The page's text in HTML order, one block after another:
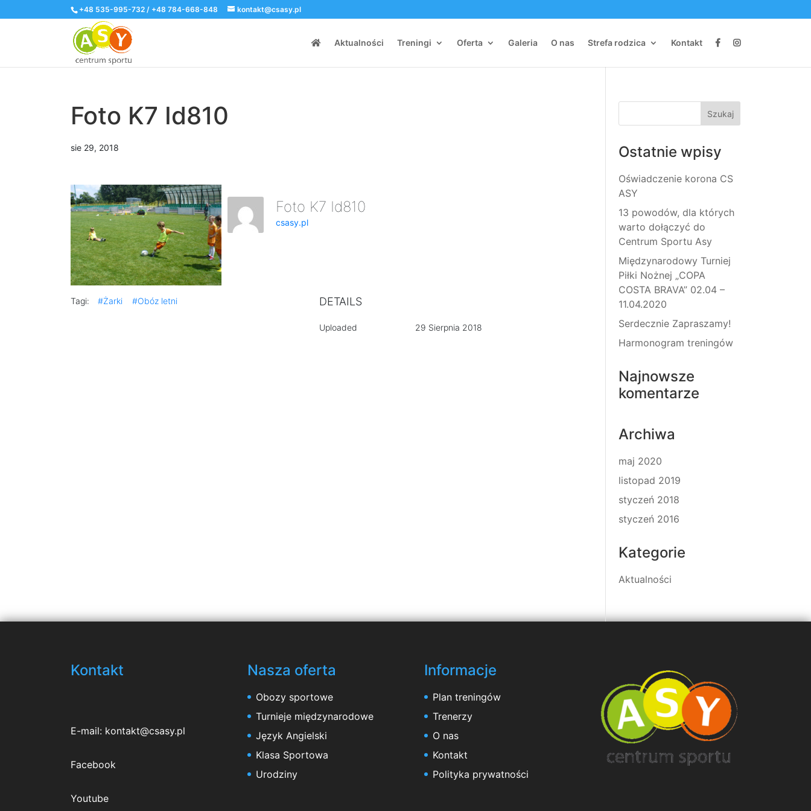
+48 535-995-732 / +48 784-668-848 kontakt@csasy.pl
Aktualności Treningi Oferta Galeria O nas Strefa rodzica Kontakt
Foto K7 Id810
sie 29, 2018
Foto K7 Id810
csasy.pl
Tagi: #Żarki #Obóz letni DETAILS
Uploaded 29 Sierpnia 2018
Ostatnie wpisy
Oświadczenie korona CS
ASY
13 powodów, dla których
warto dołączyć do
Centrum Sportu Asy
Międzynarodowy Turniej
Piłki Nożnej „COPA
COSTA BRAVA” 02.04 –
11.04.2020
Serdecznie Zapraszamy!
Harmonogram treningów
Najnowsze
komentarze
Archiwa
maj 2020
listopad 2019
styczeń 2018
styczeń 2016
Kategorie
Aktualności
Kontakt
E-mail: kontakt@csasy.pl
Facebook
Youtube
Nasza oferta
Obozy sportowe
Turnieje międzynarodowe
Język Angielski
Klasa Sportowa
Urodziny
Informacje
Plan treningów
Trenerzy
O nas
Kontakt
Polityka prywatności